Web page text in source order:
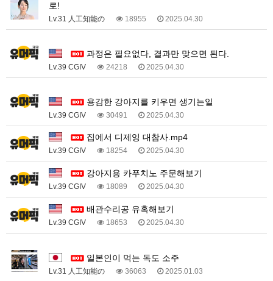
로!
Lv.31 人工知能の 18955 2025.04.30
과정은 필요없다, 결과만 맞으면 된다.
Lv.39 CGIV 24218 2025.04.30
용감한 강아지를 키우면 생기는일
Lv.39 CGIV 30491 2025.04.30
집에서 디제잉 대참사.mp4
Lv.39 CGIV 18254 2025.04.30
강아지용 카푸치노 주문해보기
Lv.39 CGIV 18089 2025.04.30
배관수리공 유혹해보기
Lv.39 CGIV 18653 2025.04.30
일본인이 먹는 독도 소주
Lv.31 人工知能の 36063 2025.01.03